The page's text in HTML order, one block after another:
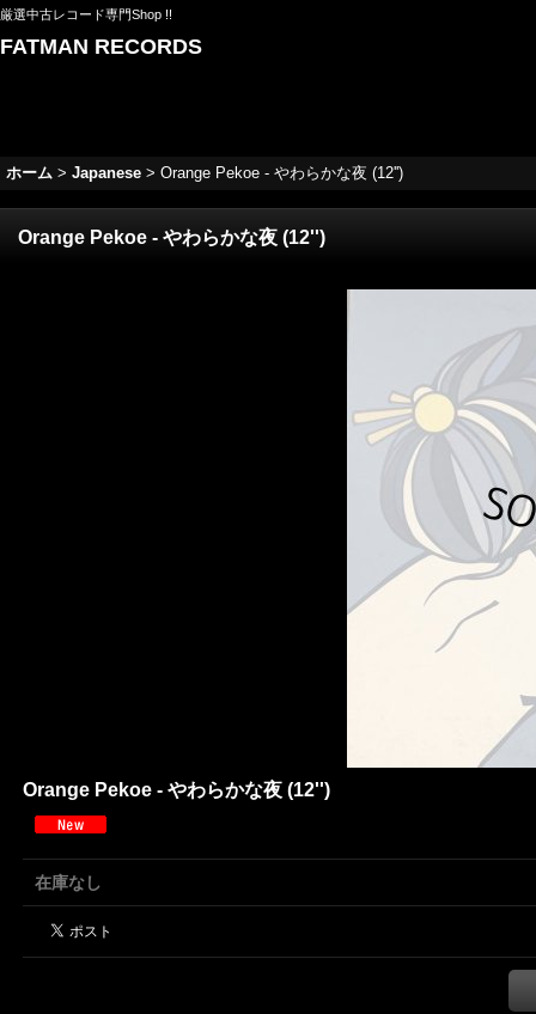
厳選中古レコード専門Shop !!
FATMAN RECORDS
ホーム > Japanese > Orange Pekoe - やわらかな夜 (12'')
Orange Pekoe - やわらかな夜 (12'')
Orange Pekoe - やわらかな夜 (12'')
在庫なし